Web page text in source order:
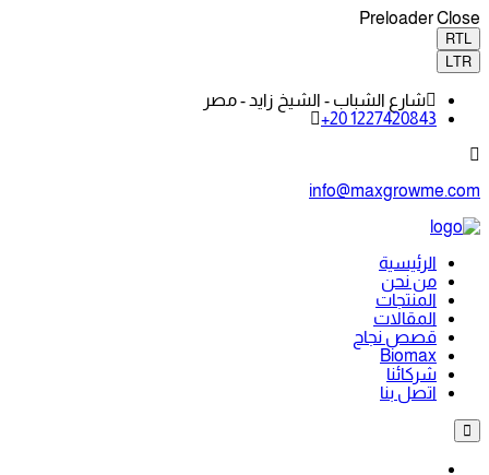
Preloader Close
RTL
LTR
شارع الشباب - الشيخ زايد - مصر
+20 1227420843
info@maxgrowme.com
الرئيسية
من نحن
المنتجات
المقالات
قصص نجاح
Biomax
شركائنا
اتصل بنا